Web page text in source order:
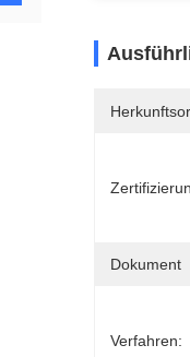
Dokument
Verfahren: